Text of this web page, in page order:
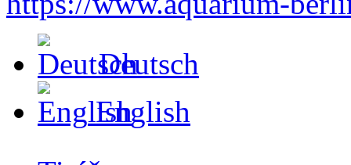
Deutsch
English